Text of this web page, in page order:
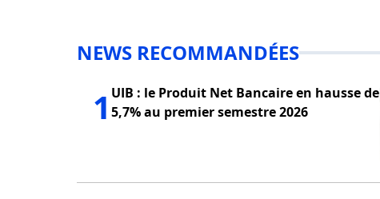
NEWS RECOMMANDÉES
1 UIB : le Produit Net Bancaire en hausse de
5,7% au premier semestre 2026